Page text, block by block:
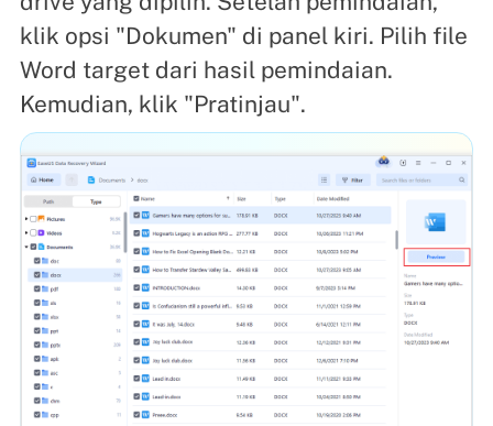
klik opsi "Dokumen" di panel kiri. Pilih file
Word target dari hasil pemindaian.
Kemudian, klik "Pratinjau".